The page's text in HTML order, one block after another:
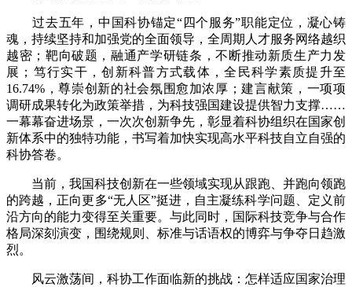
过去五年，中国科协锚定“四个服务”职能定位，凝心铸
魂，持续坚持和加强党的全面领导，全周期人才服务网络越织
越密；靶向破题，融通产学研链条，不断推动新质生产力发
展；笃行实干，创新科普方式载体，全民科学素质提升至
16.74%，尊崇创新的社会氛围愈加浓厚；建言献策，一项项
调研成果转化为政策举措，为科技强国建设提供智力支撑……
一幕幕奋进场景，一次次创新争先，彰显着科协组织在国家创
新体系中的独特功能，书写着加快实现高水平科技自立自强的
科协答卷。
当前，我国科技创新在一些领域实现从跟跑、并跑向领跑
的跨越，正向更多“无人区”挺进，自主凝练科学问题、定义前
沿方向的能力变得至关重要。与此同时，国际科技竞争与合作
格局深刻演变，围绕规则、标准与话语权的博弈与争夺日趋激
烈。
风云激荡间，科协工作面临新的挑战：怎样适应国家治理